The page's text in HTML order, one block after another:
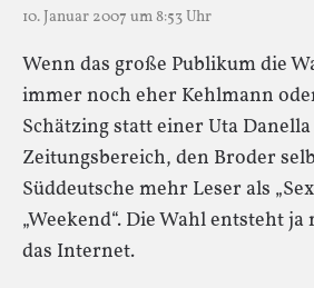
10. Januar 2007 um 8:53 Uhr
Wenn das große Publikum die
immer noch eher Kehlmann
Schätzing statt einer Uta
Zeitungsbereich, den Broder
Süddeutsche mehr Leser als
„Weekend“. Die Wahl entsteht
das Internet.